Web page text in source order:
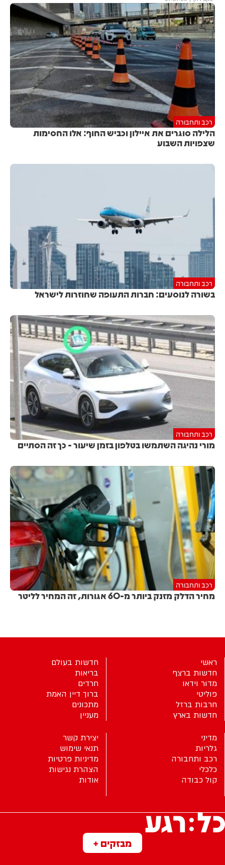
רכב ותחבורה
הלילה סוגרים את איילון וכביש החוף: אלו החסימות
שצפויות השבוע
רכב ותחבורה
בשורה לנוסעים: חברות התעופה שחוזרות לישראל
רכב ותחבורה
מורי נהיגה השתמשו בטלפון בזמן שיעור - כך זה הסתיים
רכב ותחבורה
מחיר הדלק מזנק ביותר מ-60 אגורות, זה המחיר לליטר
מבזקים +
ראשי
חדשות ברצף
מדור וידאו
פוליטי
חרבות ברזל
חדשות בארץ
חדשות בעולם
בריאות
חרדים
ברוך דיין האמת
מתכונים
מעניין
מדיני
גלריות
רכב ותחבורה
כלכלי
קול כבודה
יצירת קשר
תנאי שימוש
מדיניות פרטיות
הצהרת נגישות
אודות